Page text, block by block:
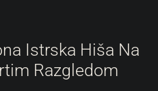
Istrska Hiša Na
Razgledom